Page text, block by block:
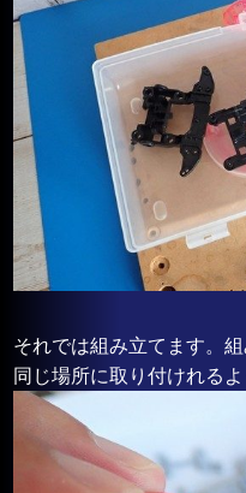
それでは組み立てます。
同じ場所に取り付けれる